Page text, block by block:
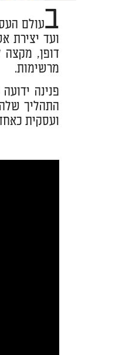
בעולם
ועד יצירת
דופן, מקצה
מרשימות.
פנינה
התהליך
ועסקית